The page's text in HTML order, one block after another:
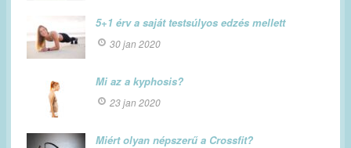
5+1 érv a saját testsúlyos edzés mellett
30 jan 2020
Mi az a kyphosis?
23 jan 2020
Miért olyan népszerű a Crossfit?